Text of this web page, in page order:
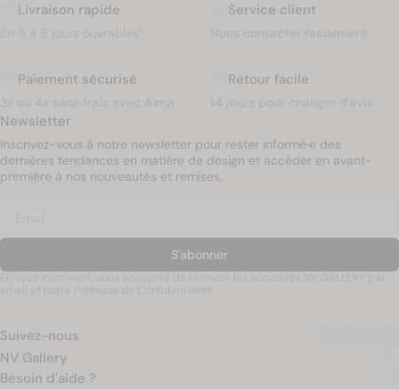
Livraison rapide Service client
Paiement sécurisé Retour facile
Newsletter
Inscrivez-vous à notre newsletter pour rester informé·e des
dernières tendances en matière de design et accéder en avant-
première à nos nouveautés et remises.
S'abonner
NV Gallery
Besoin d'aide ?
Suivez-nous